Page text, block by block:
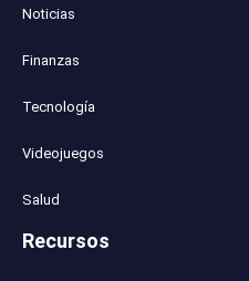
Noticias
Finanzas
Tecnología
Videojuegos
Salud
Recursos